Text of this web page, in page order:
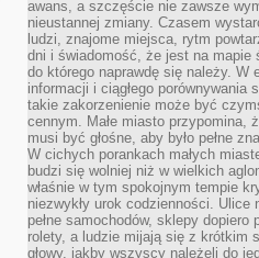
awans, a szczęście nie zawsze
nieustannej zmiany. Czasem
ludzi, znajome miejsca, rytm
dni i świadomość, że jest na mapie
do którego naprawdę się należy. W
informacji i ciągłego porównywania
takie zakorzenienie może być
cennym. Małe miasto przypomina,
musi być głośne, aby było pełne
W cichych porankach małych
budzi się wolniej niż w wielkich
właśnie w tym spokojnym tempie
niezwykły urok codzienności. Ulice
pełne samochodów, sklepy dopiero
rolety, a ludzie mijają się z krótkim
głowy, jakby wszyscy należeli do